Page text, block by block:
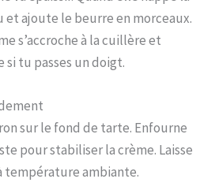
ajoute le beurre en morceaux.
s’accroche à la cuillère et
tu passes un doigt.
sur le fond de tarte. Enfourne
pour stabiliser la crème. Laisse
température ambiante.